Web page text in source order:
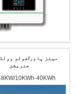
مینز پاور/فوٹو
جنریشن
10KWh-40KWh